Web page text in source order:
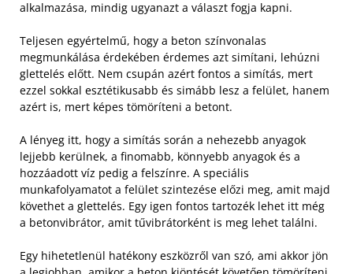
alkalmazása, mindig ugyanazt a választ fogja kapni.
Teljesen egyértelmű, hogy a beton színvonalas
megmunkálása érdekében érdemes azt simítani, lehúzni
glettelés előtt. Nem csupán azért fontos a simítás, mert
ezzel sokkal esztétikusabb és simább lesz a felület, hanem
azért is, mert képes tömöríteni a betont.
A lényeg itt, hogy a simítás során a nehezebb anyagok
lejjebb kerülnek, a finomabb, könnyebb anyagok és a
hozzáadott víz pedig a felszínre. A speciális
munkafolyamatot a felület szintezése előzi meg, amit majd
követhet a glettelés. Egy igen fontos tartozék lehet itt még
a betonvibrátor, amit tűvibrátorként is meg lehet találni.
Egy hihetetlenül hatékony eszközről van szó, ami akkor jön